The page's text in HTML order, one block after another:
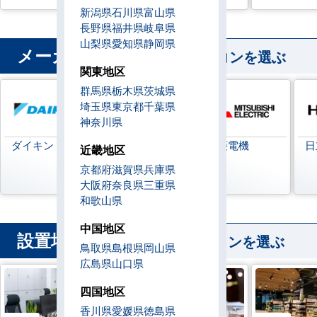
メーカー から業務用エアコンを選ぶ
ダイキン
日本キヤリア
(旧:東芝キヤリ
ア)
三菱電機
設置場所 から業務用エアコンを選ぶ
新潟県石川県富山県
長野県福井県岐阜県
山梨県愛知県静岡県
関東地区
群馬県栃木県茨城県
埼玉県東京都千葉県
神奈川県
近畿地区
京都府滋賀県兵庫県
大阪府奈良県三重県
和歌山県
中国地区
鳥取県島根県岡山県
広島県山口県
四国地区
香川県愛媛県徳島県